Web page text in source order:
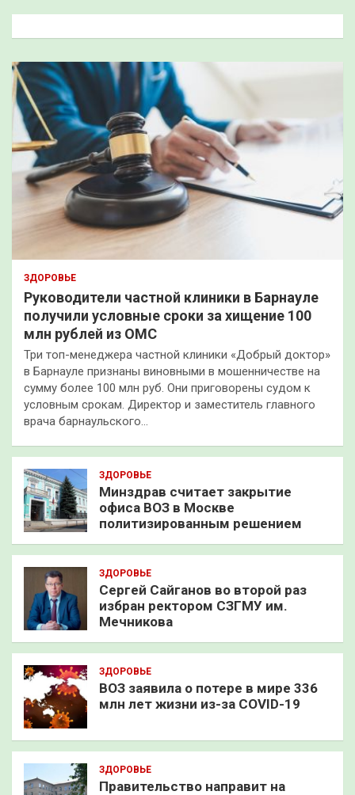
к
ЗДОРОВЬЕ
Руководители частной клиники в Барнауле
получили условные сроки за хищение 100
млн рублей из ОМС
Три топ-менеджера частной клиники «Добрый доктор»
в Барнауле признаны виновными в мошенничестве на
сумму более 100 млн руб. Они приговорены судом к
условным срокам. Директор и заместитель главного
врача барнаульского…
ЗДОРОВЬЕ
Минздрав считает закрытие
офиса ВОЗ в Москве
политизированным решением
ЗДОРОВЬЕ
Сергей Сайганов во второй раз
избран ректором СЗГМУ им.
Мечникова
ЗДОРОВЬЕ
ВОЗ заявила о потере в мире 336
млн лет жизни из-за COVID-19
ЗДОРОВЬЕ
Правительство направит на